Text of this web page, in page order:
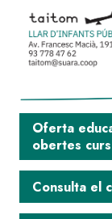
Oferta
obertes
Consulta el